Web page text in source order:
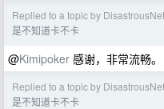
Replied to a topic by DisastrousNet
是不知道卡不卡
@Kimipoker 感谢，非常流畅。
Replied to a topic by DisastrousNet
是不知道卡不卡